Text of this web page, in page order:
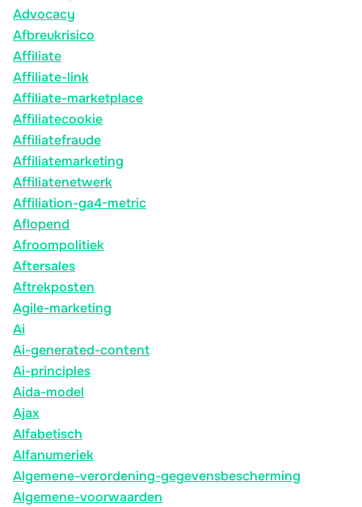
Advocacy
Afbreukrisico
Affiliate
Affiliate-link
Affiliate-marketplace
Affiliatecookie
Affiliatefraude
Affiliatemarketing
Affiliatenetwerk
Affiliation-ga4-metric
Aflopend
Afroompolitiek
Aftersales
Aftrekposten
Agile-marketing
Ai
Ai-generated-content
Ai-principles
Aida-model
Ajax
Alfabetisch
Alfanumeriek
Algemene-verordening-gegevensbescherming
Algemene-voorwaarden